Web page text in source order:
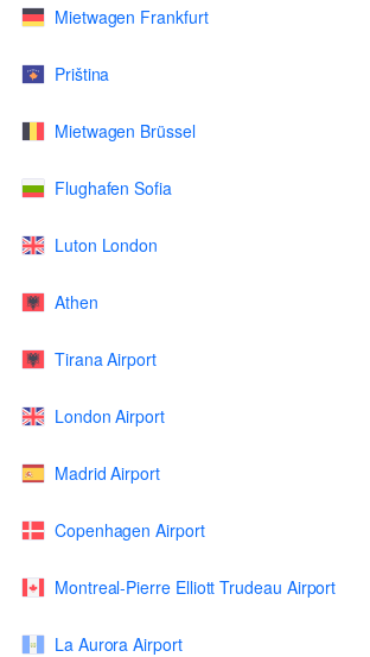
Mietwagen Frankfurt
Priština
Mietwagen Brüssel
Flughafen Sofia
Luton London
Athen
Tirana Airport
London Airport
Madrid Airport
Copenhagen Airport
Montreal-Pierre Elliott Trudeau Airport
La Aurora Airport